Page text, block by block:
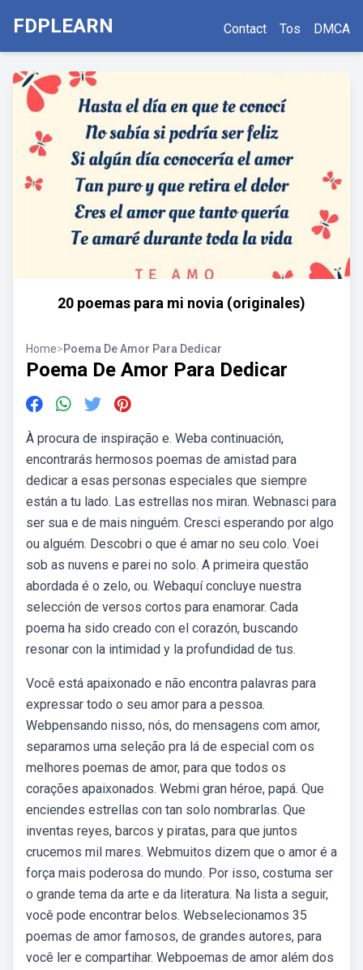
FDPLEARN Contact Tos DMCA
20 poemas para mi novia (originales)
Home>Poema De Amor Para Dedicar
Poema De Amor Para Dedicar
À procura de inspiração e. Weba continuación,
encontrarás hermosos poemas de amistad para
dedicar a esas personas especiales que siempre
están a tu lado. Las estrellas nos miran. Webnasci para
ser sua e de mais ninguém. Cresci esperando por algo
ou alguém. Descobri o que é amar no seu colo. Voei
sob as nuvens e parei no solo. A primeira questão
abordada é o zelo, ou. Webaquí concluye nuestra
selección de versos cortos para enamorar. Cada
poema ha sido creado con el corazón, buscando
resonar con la intimidad y la profundidad de tus.
Você está apaixonado e não encontra palavras para
expressar todo o seu amor para a pessoa.
Webpensando nisso, nós, do mensagens com amor,
separamos uma seleção pra lá de especial com os
melhores poemas de amor, para que todos os
corações apaixonados. Webmi gran héroe, papá. Que
enciendes estrellas con tan solo nombrarlas. Que
inventas reyes, barcos y piratas, para que juntos
crucemos mil mares. Webmuitos dizem que o amor é a
força mais poderosa do mundo. Por isso, costuma ser
o grande tema da arte e da literatura. Na lista a seguir,
você pode encontrar belos. Webselecionamos 35
poemas de amor famosos, de grandes autores, para
você ler e compartihar. Webpoemas de amor além dos